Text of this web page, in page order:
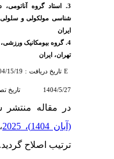
3. استاد گروه
شناسی مولکولی و سلولی،
ایران
4. گروه بیومکانیک ورزشی،
تهران، ایران
1404/5/27 تاریخ تصویب : 1404/7/7
در مقاله منتشر
(آبان 1404)، 2025
،
ترتیب اصلاح گردید.